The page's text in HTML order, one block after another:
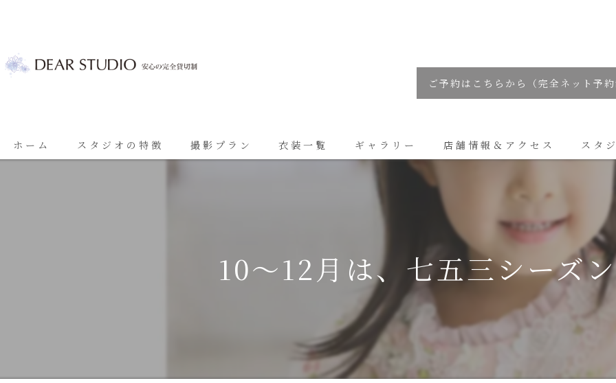
ご予約はこちらから（完全ネット予約
ホーム スタジオの特徴 撮影プラン 衣装一覧 ギャラリー 店舗情報＆アクセス スタ
10～12月は、七五三シーズ